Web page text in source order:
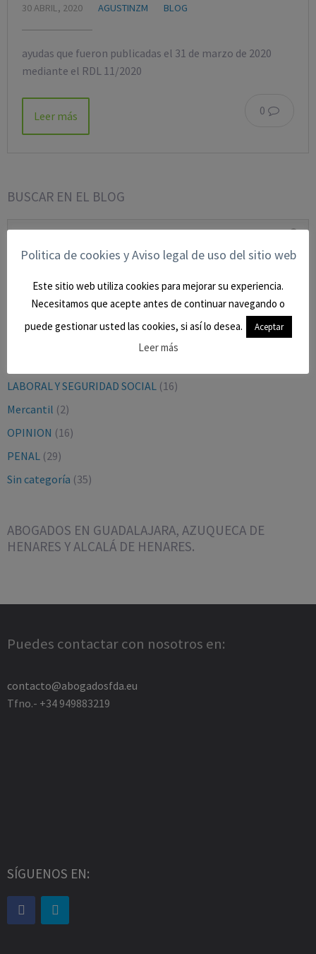
30 ABRIL, 2020 AGUSTINZM BLOG
ayudas que fueron publicadas el 31 de marzo de 2020
mediante el RDL 11/2020
0
Leer más
BUSCAR EN EL BLOG
CATEGORÍAS
LABORAL Y SEGURIDAD SOCIAL (16)
Mercantil (2)
OPINION (16)
PENAL (29)
Sin categoría (35)
ABOGADOS EN GUADALAJARA, AZUQUECA DE
HENARES Y ALCALÁ DE HENARES.
Puedes contactar con nosotros en:
contacto@abogadosfda.eu
Tfno.- +34 949883219
SÍGUENOS EN:
Politica de cookies y Aviso legal de uso del sitio web
Este sitio web utiliza cookies para mejorar su experiencia.
Necesitamos que acepte antes de continuar navegando o
puede gestionar usted las cookies, si así lo desea.
Aceptar
Leer más